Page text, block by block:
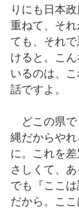
りにも日本
重ねて、そ
ても、それ
けると。こ
いるのは、
話ですよ。
どこの県で
縄だからや
に。これを
さしくて、
でも『ここ
だから。ここ